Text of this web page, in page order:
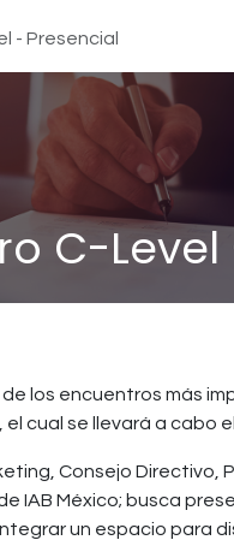
- Presencial
C-
los encuentros más
, el cual se llevará a cabo el
Consejo Directivo,
IAB México; busca
un espacio para